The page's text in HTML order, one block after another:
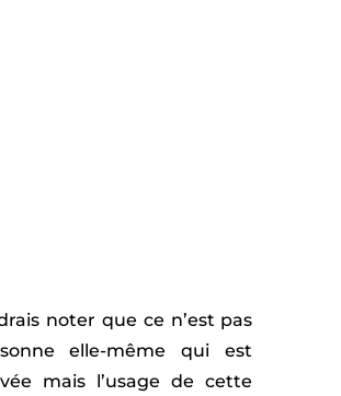
noter que ce n’est pas
elle-même qui est
mais l’usage de cette